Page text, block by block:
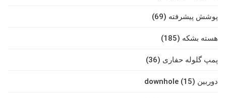
پوشش پیشرفته (69)
هسته بشکه (185)
پمپ گلوله حفاری (36)
دوربین downhole (15)